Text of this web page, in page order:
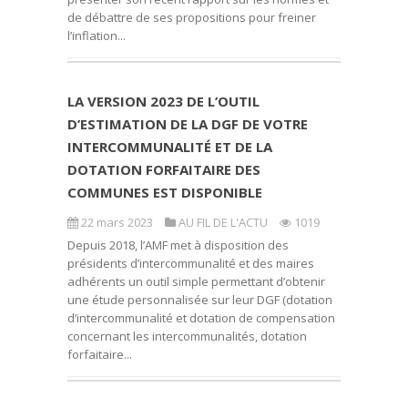
de débattre de ses propositions pour freiner
l’inflation...
LA VERSION 2023 DE L’OUTIL
D’ESTIMATION DE LA DGF DE VOTRE
INTERCOMMUNALITÉ ET DE LA
DOTATION FORFAITAIRE DES
COMMUNES EST DISPONIBLE
22 mars 2023 AU FIL DE L'ACTU
1019
Depuis 2018, l’AMF met à disposition des
présidents d’intercommunalité et des maires
adhérents un outil simple permettant d’obtenir
une étude personnalisée sur leur DGF (dotation
d’intercommunalité et dotation de compensation
concernant les intercommunalités, dotation
forfaitaire...